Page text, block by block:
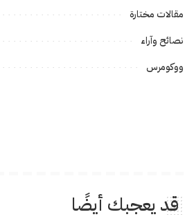
مقالات مختارة
نصائح وآراء
ووكومرس
قد يعجبك أيضًا